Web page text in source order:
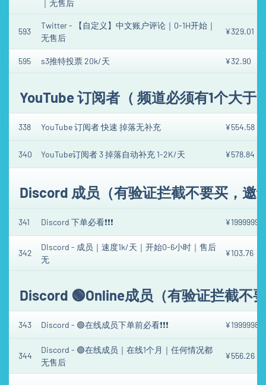
｜无售后
593
Twitter - 【自定义】中文账户评论｜0-1H开始｜
无售后
¥329.01
595 s3推特投票 20k/天 ¥32.90
YouTube 订阅者（ 频道必须有1个大于
338 YouTube 订阅者 快速 掉落无补充 ¥554.58
340 YouTube订阅者 3 掉落自动补充 1-2K/天 ¥578.84
Discord 成员（有验证拦截不要买，邀
341 Discord 下单必看❗️❗️❗️
342
DIscord - 成员｜速度1k/天｜开始0-6小时｜售后
无
¥103.76
Discord 🟢Online成员（有验证拦截不
343 Discord - 🟢在线成员下单前必看❗️❗️❗️
344
Discord - 🟢在线成员｜在线1个月｜任何情况都
无售后
¥556.26